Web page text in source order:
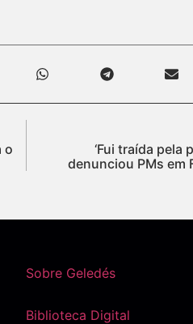
o
‘Fui traída pela
denunciou PMs em
Sobre Geledés
Biblioteca Digital